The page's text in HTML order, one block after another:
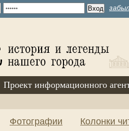
Проект информационного
Фотографии Колонки